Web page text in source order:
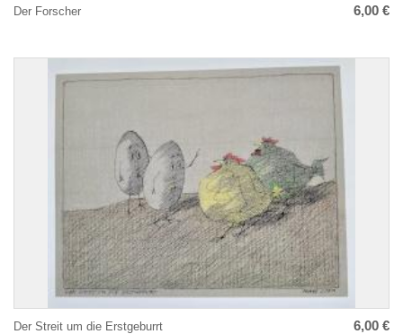
Der Forscher 6,00 €
Der Streit um die Erstgeburrt 6,00 €